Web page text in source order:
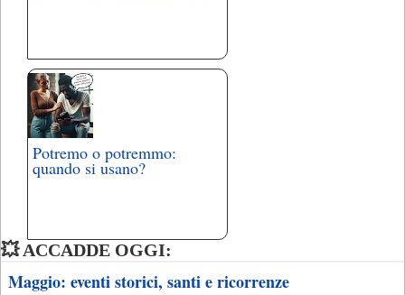
Potremo o potremmo:
quando si usano?
💥 ACCADDE OGGI:
Maggio: eventi storici, santi e ricorrenze